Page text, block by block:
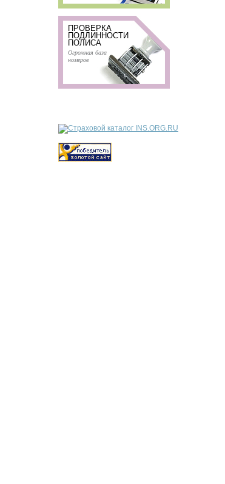
ПРОВЕРКА
ПОДЛИННОСТИ
ПОЛИСА
Огромная база
номеров